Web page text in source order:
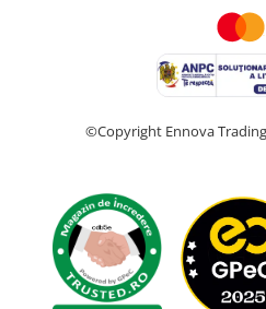
©Copyright Ennova